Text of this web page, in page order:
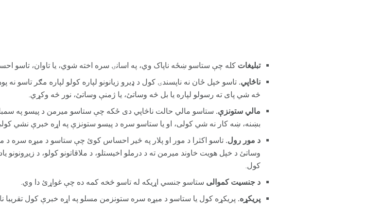
تبلیغات کله چې ستاسو ښځه ناپاک وي، په اسانۍ سره اخته شوي، یا تاوان، تاسو
ناڅاپي. تاسو خپل ځان نه ناپسندۍ کول د ډیرو زیانونو لپاره کولو لپاره مګر تاسو
څه شي پای ته رسولو لپاره یا بل څه وساتئ، یا ژمنې وساتئ، نور څه وکړي.
مالي ستونزې. ستاسو مالي حالت ناڅاپي دی ځکه چې ستاسو میرمن د پیسو په
بښنه، ښه کار نه شي کولی، او یا ستاسو سره د پیسو ستونزې په اړه خبرې نشي
د مور رول. تاسو اکثرا د مور او پلار په څیر احساس کوئ چې ستاسو د میړه سره د
وساتئ د خپل هویت خاوند میرمن ته د درملو اخیستلو، د ملاقاتونو کولو، د زیږونونو
کول.
د جنسیت کموالی ستاسو جنسي اړیکه له تاسو څخه کمه ده چې غواړئ دا وي.
پریکړه. پریکړه کول یا ستاسو د میړه سره ستونزمن مسلو په اړه خبرې کول تقریبا